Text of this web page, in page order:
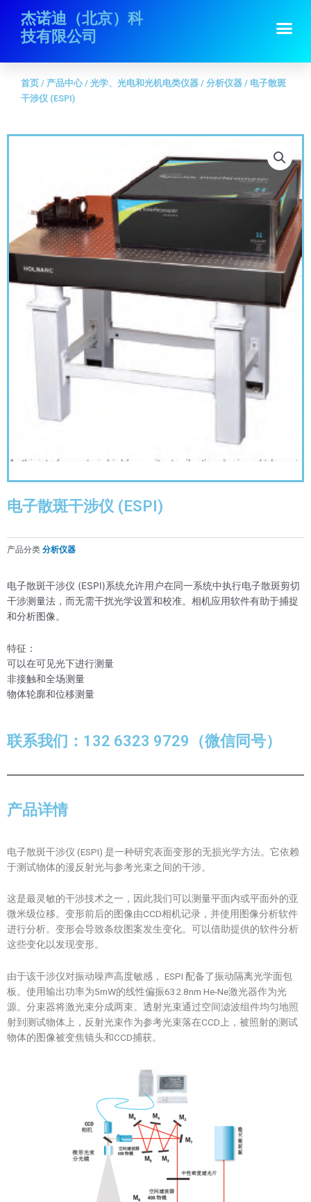
杰诺迪（北京）科
技有限公司
首页/产品中心 光学、光电和光机电类仪器
(ESPI)
首页 / 产品中心/ 光学、光电和光机电类仪器 / 分析仪器 / 电子散斑
干涉仪 (ESPI)
电子散斑干涉仪 (ESPI)
产品分类 分析仪器
电子散斑干涉仪 (ESPI)系统允许用户在同一系统中执行电子散斑剪切
干涉测量法，而无需干扰光学设置和校准。相机应用软件有助于捕捉
和分析图像。
特征：
可以在可见光下进行测量
非接触和全场测量
物体轮廓和位移测量
联系我们：132 6323 9729（微信同号）
产品详情
电子散斑干涉仪 (ESPI) 是一种研究表面变形的无损光学方法。它依赖
于测试物体的漫反射光与参考光束之间的干涉。
这是最灵敏的干涉技术之一，因此我们可以测量平面内或平面外的亚
微米级位移。变形前后的图像由CCD相机记录，并使用图像分析软件
进行分析。变形会导致条纹图案发生变化。可以借助提供的软件分析
这些变化以发现变形。
由于该干涉仪对振动噪声高度敏感， ESPI 配备了振动隔离光学面包
板。使用输出功率为5mW的线性偏振632.8nm He-Ne激光器作为光
源。分束器将激光束分成两束。透射光束通过空间滤波组件均匀地照
射到测试物体上，反射光束作为参考光束落在CCD上，被照射的测试
物体的图像被变焦镜头和CCD捕获。